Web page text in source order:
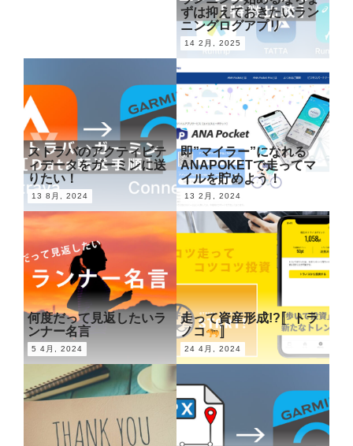
ずは抑えておきたいラン
ニングログアプリ
14 2月, 2025
ストラバのアクティビテ
ィデータをガーミンに送
りたい！
13 8月, 2024
即”マイラー”になれる
ANAPOKETで走ってマ
イルを貯めよう！
13 2月, 2024
何度だって見返したいラ
ンナー名言
5 4月, 2024
走って資産形成!?〚トラ
ノコ
〛
24 4月, 2024